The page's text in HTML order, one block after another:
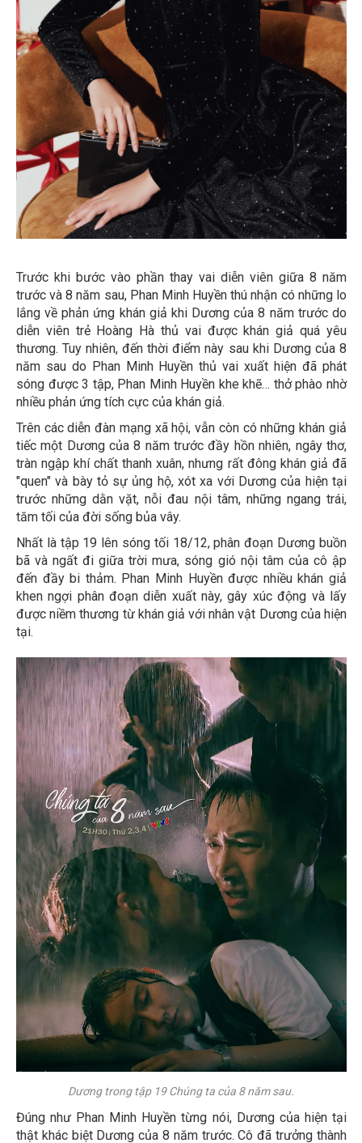
Trước khi bước vào phần thay vai diễn viên giữa 8 năm
trước và 8 năm sau, Phan Minh Huyền thú nhận có những lo
lắng về phản ứng khán giả khi Dương của 8 năm trước do
diễn viên trẻ Hoàng Hà thủ vai được khán giả quá yêu
thương. Tuy nhiên, đến thời điểm này sau khi Dương của 8
năm sau do Phan Minh Huyền thủ vai xuất hiện đã phát
sóng được 3 tập, Phan Minh Huyền khe khẽ… thở phào nhờ
nhiều phản ứng tích cực của khán giả.
Trên các diễn đàn mạng xã hội, vẫn còn có những khán giả
tiếc một Dương của 8 năm trước đầy hồn nhiên, ngây thơ,
tràn ngập khí chất thanh xuân, nhưng rất đông khán giả đã
"quen" và bày tỏ sự ủng hộ, xót xa với Dương của hiện tại
trước những dằn vặt, nỗi đau nội tâm, những ngang trái,
tăm tối của đời sống bủa vây.
Nhất là tập 19 lên sóng tối 18/12, phân đoạn Dương buồn
bã và ngất đi giữa trời mưa, sóng gió nội tâm của cô ập
đến đầy bi thảm. Phan Minh Huyền được nhiều khán giả
khen ngợi phân đoạn diễn xuất này, gây xúc động và lấy
được niềm thương từ khán giả với nhân vật Dương của hiện
tại.
Dương trong tập 19 Chúng ta của 8 năm sau.
Đúng như Phan Minh Huyền từng nói, Dương của hiện tại
thật khác biệt Dương của 8 năm trước. Cô đã trưởng thành